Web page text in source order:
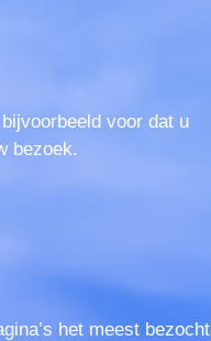
voor dat u
bezoek.
het meest bezocht